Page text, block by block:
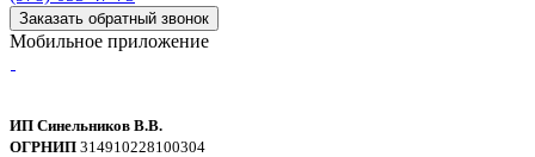
Заказать обратный звонок
Мобильное приложение
ИП Синельников В.В.
ОГРНИП 314910228100304